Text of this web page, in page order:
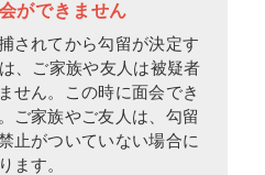
ができません
されてから勾留が決定す
、ご家族や友人は被疑者
せん。この時に面会でき
ご家族やご友人は、勾留
止がついていない場合に
ます。